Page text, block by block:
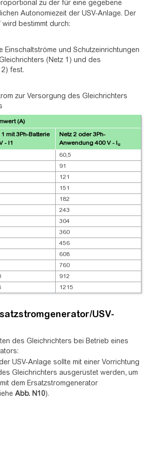
zu der für eine gegebene
Autonomiezeit der USV-Anlage. Der
wird bestimmt durch:
Einschaltströme und Schutzeinrichtungen
(Netz 1) und des
2) fest.
zur Versorgung des Gleichrichters
(A)
mit 3Ph-Batterie
- I1
Netz 2 oder 3Ph-
Anwendung 400 V - Iu
60,5
91
121
151
182
243
304
360
456
608
760
912
1215
USV-
des Gleichrichters bei Betrieb eines
USV-Anlage sollte mit einer Vorrichtung
Gleichrichters ausgerüstet werden, um
dem Ersatzstromgenerator
Abb. N10).